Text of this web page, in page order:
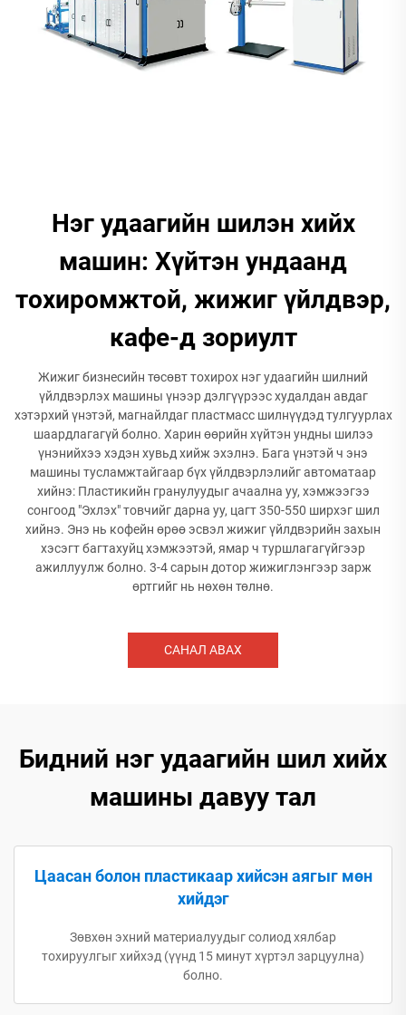
Нэг удаагийн шилэн хийх
машин: Хүйтэн ундаанд
тохиромжтой, жижиг үйлдвэр,
кафе-д зориулт
Жижиг бизнесийн төсөвт тохирох нэг удаагийн шилний
үйлдвэрлэх машины үнээр дэлгүүрээс худалдан авдаг
хэтэрхий үнэтэй, магнайлдаг пластмасс шилнүүдэд тулгуурлах
шаардлагагүй болно. Харин өөрийн хүйтэн ундны шилээ
үнэнийхээ хэдэн хувьд хийж эхэлнэ. Бага үнэтэй ч энэ
машины тусламжтайгаар бүх үйлдвэрлэлийг автоматаар
хийнэ: Пластикийн гранулуудыг ачаална уу, хэмжээгээ
сонгоод "Эхлэх" товчийг дарна уу, цагт 350-550 ширхэг шил
хийнэ. Энэ нь кофейн өрөө эсвэл жижиг үйлдвэрийн захын
хэсэгт багтахуйц хэмжээтэй, ямар ч туршлагагүйгээр
ажиллуулж болно. 3-4 сарын дотор жижиглэнгээр зарж
өртгийг нь нөхөн төлнө.
САНАЛ АВАХ
Бидний нэг удаагийн шил хийх
машины давуу тал
Цаасан болон пластикаар хийсэн аягыг мөн
хийдэг
Зөвхөн эхний материалуудыг солиод хялбар
тохируулгыг хийхэд (үүнд 15 минут хүртэл зарцуулна)
болно.